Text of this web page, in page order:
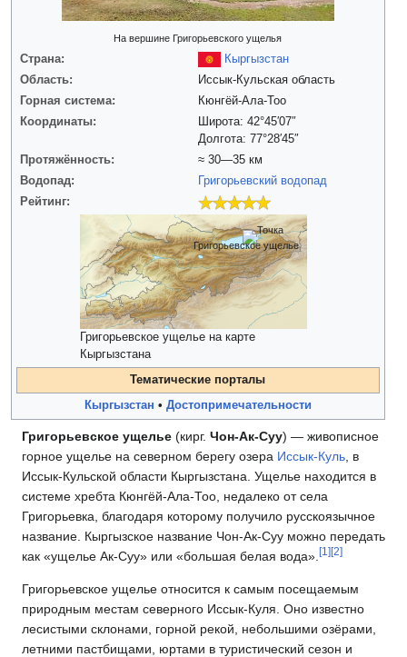
На вершине Григорьевского ущелья
Страна:
Кыргызстан
Область:
Иссык-Кульская область
Горная система:
Кюнгёй-Ала-Тоо
Координаты:
Широта: 42°45′07″
Долгота: 77°28′45″
Протяжённость:
≈ 30—35 км
Водопад:
Григорьевский водопад
Рейтинг:
Григорьевское ущелье
Григорьевское ущелье на карте
Кыргызстана
Тематические порталы
Кыргызстан • Достопримечательности
Григорьевское ущелье (кирг. Чон-Ак-Суу) — живописное
горное ущелье на северном берегу озера Иссык-Куль , в
Иссык-Кульской области Кыргызстана. Ущелье находится в
системе хребта Кюнгёй-Ала-Тоо, недалеко от села
Григорьевка, благодаря которому получило русскоязычное
название. Кыргызское название Чон-Ак-Суу можно передать
как «ущелье Ак-Суу» или «большая белая вода». [1 ][2]
Григорьевское ущелье относится к самым посещаемым
природным местам северного Иссык-Куля. Оно известно
лесистыми склонами, горной рекой, небольшими озёрами,
летними пастбищами, юртами в туристический сезон и